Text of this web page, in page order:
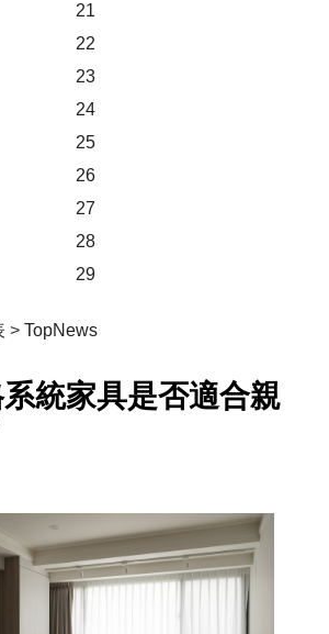
21
22
23
24
25
26
27
28
29
> TopNews
統家具是否適合親